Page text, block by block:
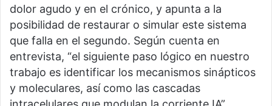
dolor agudo y en el crónico, y apunta a la
posibilidad de restaurar o simular este sistema
que falla en el segundo. Según cuenta en
entrevista, “el siguiente paso lógico en nuestro
trabajo es identificar los mecanismos sinápticos
y moleculares, así como las cascadas